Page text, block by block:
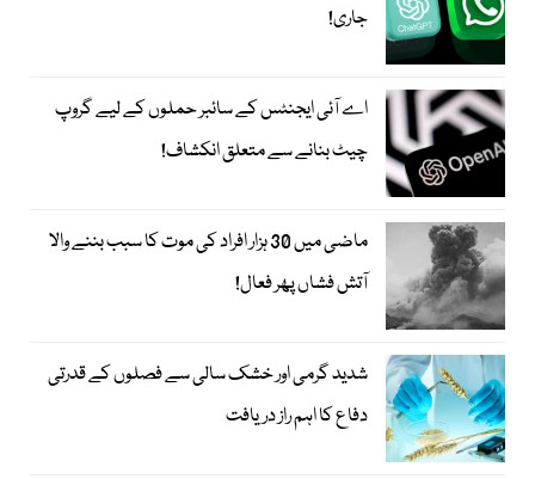
جاری!
اے آئی ایجنٹس کے سائبر حملوں کے لیے گروپ
چیٹ بنانے سے متعلق انکشاف!
ماضی میں 30 ہزار افراد کی موت کا سبب بننے والا
آتش فشاں پھر فعال!
شدید گرمی اور خشک سالی سے فصلوں کے قدرتی
دفاع کا اہم راز دریافت